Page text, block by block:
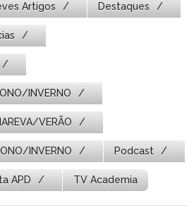
Artigos Destaques
INVERNO
VERÃO
INVERNO Podcast
APD TV Academia